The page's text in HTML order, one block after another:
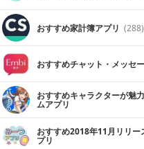
Awesome Note 2
360円 BRID
充実？！多機能ノー
おすすめ家計簿アプリ (288)
おすすめチャット・メッセ
おすすめキャラクターが魅
ムアプリ
おすすめ2018年11月リリー
プリ